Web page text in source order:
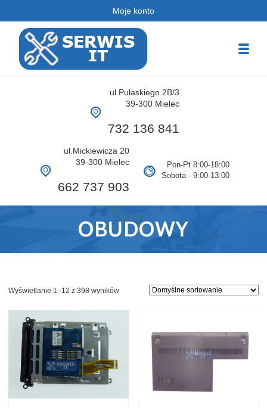
Moje konto
ul.Pułaskiego 2B/3
39-300 Mielec
732 136 841
ul.Mickiewicza 20
39-300 Mielec
662 737 903
Pon-Pt 8:00-18:00
Sobota - 9:00-13:00
OBUDOWY
Wyświetlanie 1–12 z 398 wyników